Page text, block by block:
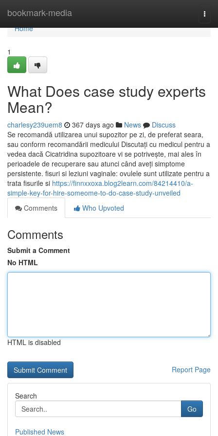
bookmark-media
Home
Home
1
What Does case study experts
Mean?
charlesy239uem8 367 days ago News
Discuss
Se recomandă utilizarea unui supozitor pe zi, de preferat seara,
sau conform recomandării medicului Discutați cu medicul pentru a
vedea dacă Cicatridina supozitoare vi se potrivește, mai ales în
perioadele de recuperare sau atunci când aveți simptome
persistente. fisuri si leziuni vaginale: ovulele sunt utilizate pentru a
trata fisurile si https://finnxxoxa.blog2learn.com/84214410/a-
simple-key-for-hire-someome-to-do-case-study-unveiled
Comments
Who Upvoted
Comments
Submit a Comment
No HTML
HTML is disabled
Report Page
Search
Go
Published News